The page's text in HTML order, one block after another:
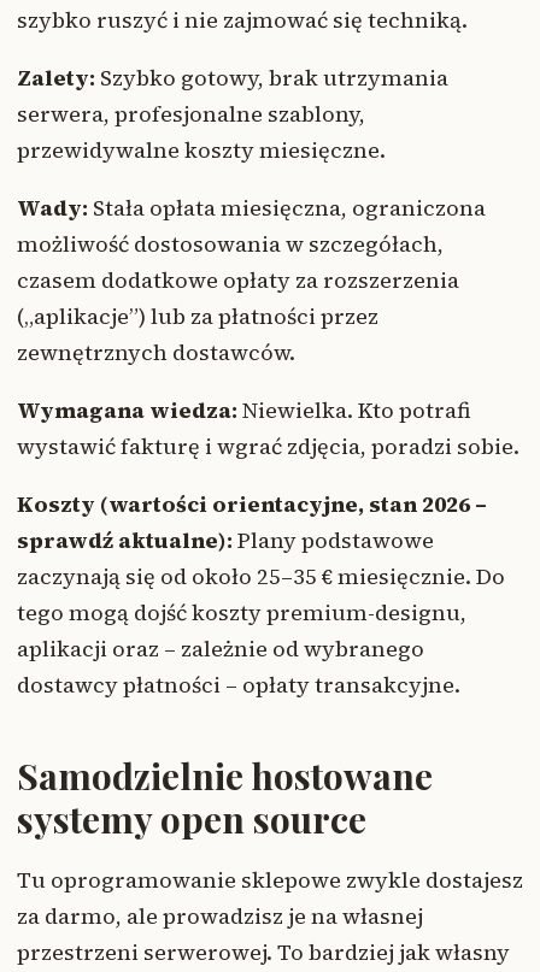
szybko ruszyć i nie zajmować się techniką.
Zalety: Szybko gotowy, brak utrzymania
serwera, profesjonalne szablony,
przewidywalne koszty miesięczne.
Wady: Stała opłata miesięczna, ograniczona
możliwość dostosowania w szczegółach,
czasem dodatkowe opłaty za rozszerzenia
(„aplikacje”) lub za płatności przez
zewnętrznych dostawców.
Wymagana wiedza: Niewielka. Kto potrafi
wystawić fakturę i wgrać zdjęcia, poradzi sobie.
Koszty (wartości orientacyjne, stan 2026 –
sprawdź aktualne): Plany podstawowe
zaczynają się od około 25–35 € miesięcznie. Do
tego mogą dojść koszty premium-designu,
aplikacji oraz – zależnie od wybranego
dostawcy płatności – opłaty transakcyjne.
Samodzielnie hostowane
systemy open source
Tu oprogramowanie sklepowe zwykle dostajesz
za darmo, ale prowadzisz je na własnej
przestrzeni serwerowej. To bardziej jak własny